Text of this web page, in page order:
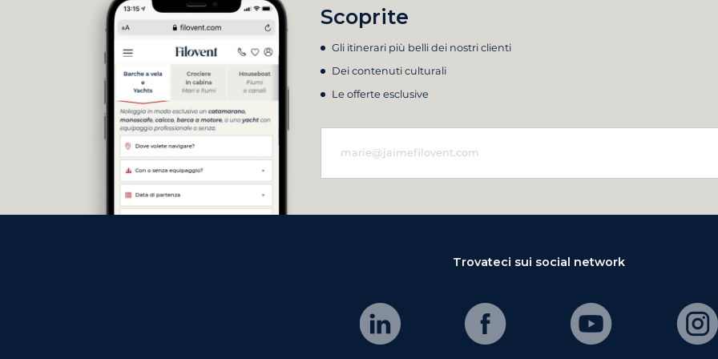
Scoprite
Gli itinerari più belli dei nostri clienti
Dei contenuti culturali
Le offerte esclusive
Trovateci sui social network